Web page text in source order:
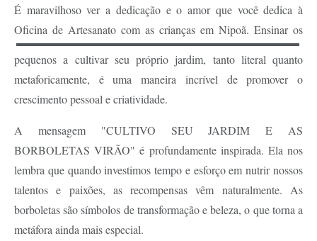
É maravilhoso ver a dedicação e o amor que você dedica à
Oficina de Artesanato com as crianças em Nipoã. Ensinar os
pequenos a cultivar seu próprio jardim, tanto literal quanto
metaforicamente, é uma maneira incrível de promover o
crescimento pessoal e criatividade.
A mensagem "CULTIVO SEU JARDIM E AS
BORBOLETAS VIRÃO" é profundamente inspirada. Ela nos
lembra que quando investimos tempo e esforço em nutrir nossos
talentos e paixões, as recompensas vêm naturalmente. As
borboletas são símbolos de transformação e beleza, o que torna a
metáfora ainda mais especial.